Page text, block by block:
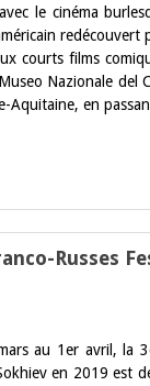
le cinéma
redécouvert
courts films
Nazionale del
Aquitaine, en
Russes
au 1er avril, la
en 2019 est